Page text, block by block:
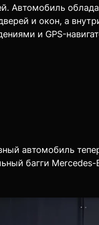
Автомобиль
и окон, а
и GPS-
автомобиль
багги